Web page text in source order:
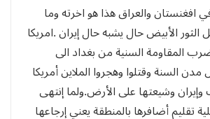
افغنستان والعراق هذا هو اخرته وما
الثور الأبيض حال يشبه حال إيران .امريكا
المقاومة السنية من بغداد الى
السنة وقتلوا وهجروا الملاين أمريكا
وشيعتها على الأرض.ولما إنتهى
تقليم أضافرها بالمنطقة يعني إرجاعها